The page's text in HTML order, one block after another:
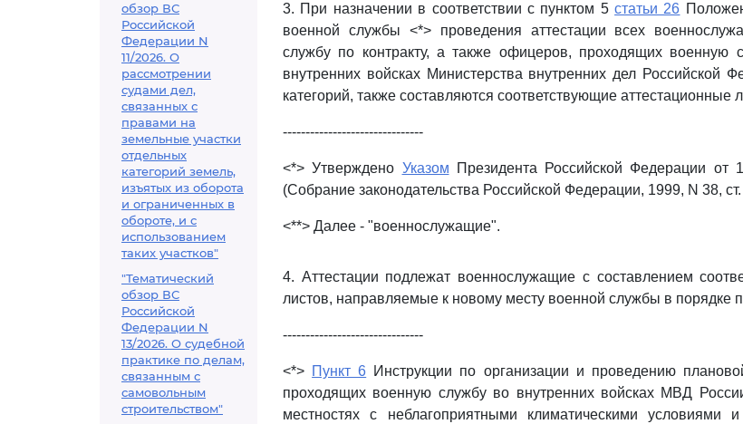
обзор ВС
Российской
Федерации N
11/2026. О
рассмотрении
судами дел,
связанных с
правами на
земельные участки
отдельных
категорий земель,
изъятых из оборота
и ограниченных в
обороте, и с
использованием
таких участков"
"Тематический
обзор ВС
Российской
Федерации N
13/2026. О судебной
практике по делам,
связанным с
самовольным
строительством"
3. При назначении в соответствии с пунктом 5статьи 26
военной службы <*> проведения аттестации всех
службу по контракту, а также офицеров, проходящих военную
внутренних войсках Министерства внутренних дел Российской
категорий, также составляются соответствующие аттестационные
-------------------------------
<*> Утверждено Указом Президента Российской Федерации от
(Собрание законодательства Российской Федерации, 1999, N 38,
<**> Далее - "военнослужащие".
4. Аттестации подлежат военнослужащие с составлением
листов, направляемые к новому месту военной службы в порядке
-------------------------------
<*> Пункт 6 Инструкции по организации и проведению
проходящих военную службу во внутренних войсках МВД
местностях с неблагоприятными климатическими условиями